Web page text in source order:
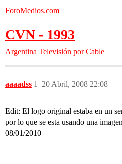
ForoMedios.com
CVN - 1993
Argentina Televisión por Cable
aaaadss 20 Abril, 2008 22:08
1
Edit: El logo original estaba en un
por lo que se esta usando una
08/01/2010